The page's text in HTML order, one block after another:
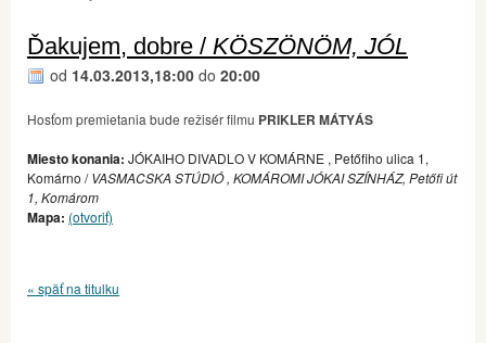
Ďakujem, dobre / KÖSZÖNÖM, JÓL
od 14.03.2013,18:00 do 20:00
Hosťom premietania bude režisér filmu PRIKLER MÁTYÁS
Miesto konania: JÓKAIHO DIVADLO V KOMÁRNE , Petőfiho ulica 1,
Komárno /VASMACSKA STÚDIÓ , KOMÁROMI JÓKAI SZÍNHÁZ, Petőfi út
1, Komárom
Mapa: (otvoriť)
« späť na titulku